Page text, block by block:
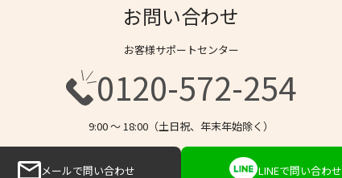
お問い合わせ
お客様サポートセンター
0120-572-254
9:00 〜 18:00（土日祝、年末年始除く）
メールで問い合わせ LINEで問い合わせ